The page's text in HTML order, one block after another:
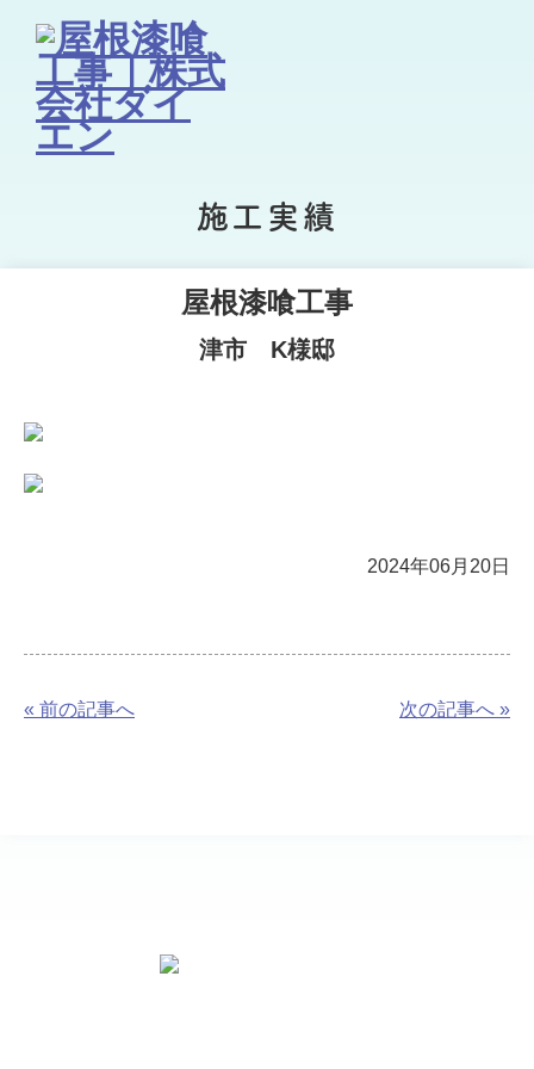
施工実績
屋根漆喰工事
津市 K様邸
2024年06月20日
« 前の記事へ 次の記事へ »